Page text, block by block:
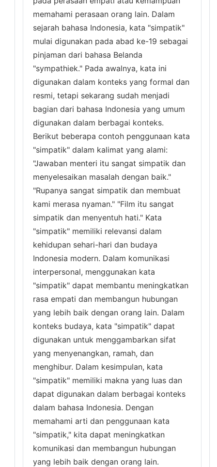
memahami perasaan orang lain. Dalam
sejarah bahasa Indonesia, kata "simpatik"
mulai digunakan pada abad ke-19 sebagai
pinjaman dari bahasa Belanda
"sympathiek." Pada awalnya, kata ini
digunakan dalam konteks yang formal dan
resmi, tetapi sekarang sudah menjadi
bagian dari bahasa Indonesia yang umum
digunakan dalam berbagai konteks.
Berikut beberapa contoh penggunaan kata
"simpatik" dalam kalimat yang alami:
"Jawaban menteri itu sangat simpatik dan
menyelesaikan masalah dengan baik."
"Rupanya sangat simpatik dan membuat
kami merasa nyaman." "Film itu sangat
simpatik dan menyentuh hati." Kata
"simpatik" memiliki relevansi dalam
kehidupan sehari-hari dan budaya
Indonesia modern. Dalam komunikasi
interpersonal, menggunakan kata
"simpatik" dapat membantu meningkatkan
rasa empati dan membangun hubungan
yang lebih baik dengan orang lain. Dalam
konteks budaya, kata "simpatik" dapat
digunakan untuk menggambarkan sifat
yang menyenangkan, ramah, dan
menghibur. Dalam kesimpulan, kata
"simpatik" memiliki makna yang luas dan
dapat digunakan dalam berbagai konteks
dalam bahasa Indonesia. Dengan
memahami arti dan penggunaan kata
"simpatik," kita dapat meningkatkan
komunikasi dan membangun hubungan
yang lebih baik dengan orang lain.